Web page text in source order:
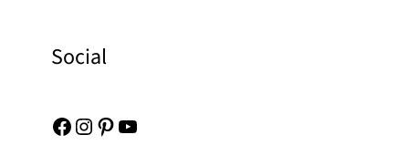
Social
Facebook Instagram Pinterest YouTube